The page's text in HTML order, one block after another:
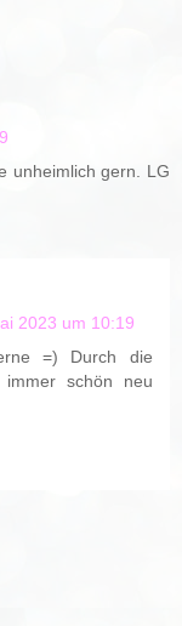
unheimlich gern. LG
2023 um 10:19
=) Durch die
schön neu